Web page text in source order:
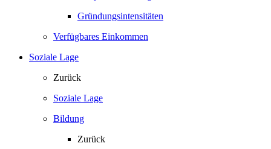
Gründungsintensitäten
Verfügbares Einkommen
Soziale Lage
Zurück
Soziale Lage
Bildung
Zurück